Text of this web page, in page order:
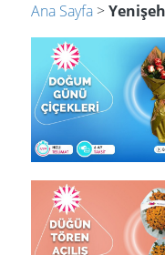
Ana Sayfa >